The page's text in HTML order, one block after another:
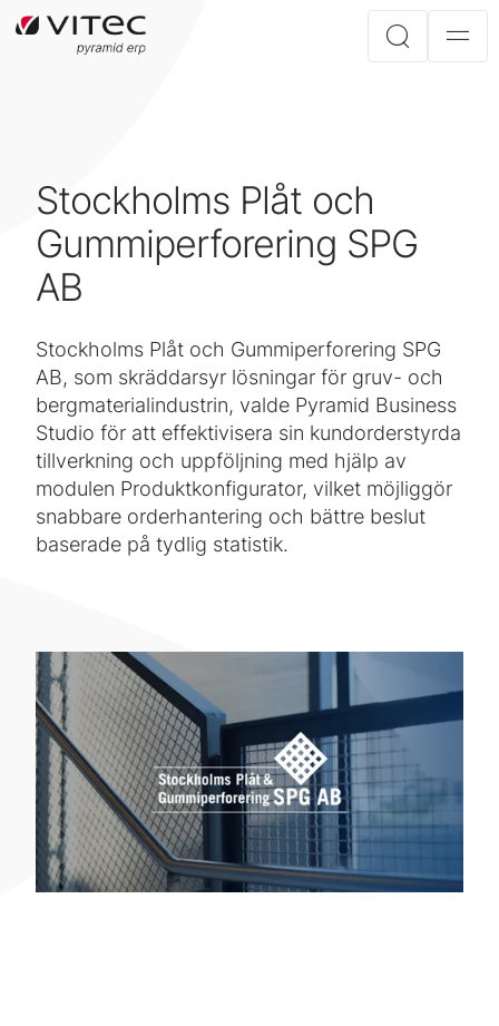
Stockholms Plåt och
Gummiperforering SPG
AB
Stockholms Plåt och Gummiperforering SPG
AB, som skräddarsyr lösningar för gruv- och
bergmaterialindustrin, valde Pyramid Business
Studio för att effektivisera sin kundorderstyrda
tillverkning och uppföljning med hjälp av
modulen Produktkonfigurator, vilket möjliggör
snabbare orderhantering och bättre beslut
baserade på tydlig statistik.